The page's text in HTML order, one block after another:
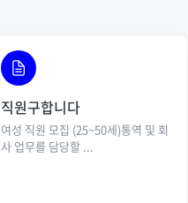
직원구합니다
여성 직원 모집 (25~50세)통역 및 회
사 업무를 담당할 ...